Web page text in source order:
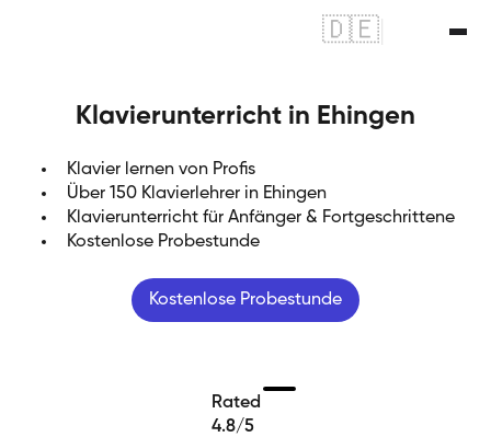
🇩🇪
Klavierunterricht in Ehingen
Klavier lernen von Profis
Über 150 Klavierlehrer in Ehingen
Klavierunterricht für Anfänger & Fortgeschrittene
Kostenlose Probestunde
Kostenlose Probestunde
Rated
4.8/5